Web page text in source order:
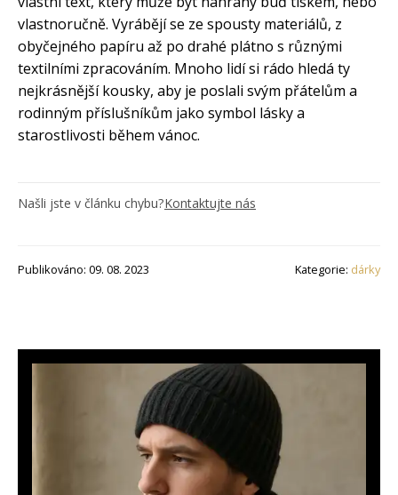
vlastnoručně. Vyrábějí se ze spousty materiálů, z
obyčejného papíru až po drahé plátno s různými
textilními zpracováním. Mnoho lidí si rádo hledá ty
nejkrásnější kousky, aby je poslali svým přátelům a
rodinným příslušníkům jako symbol lásky a
starostlivosti během vánoc.
Našli jste v článku chybu?Kontaktujte nás
Publikováno: 09. 08. 2023 Kategorie: dárky